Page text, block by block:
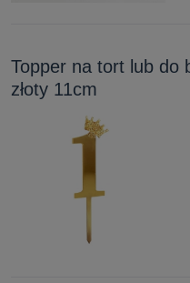
Topper na tort lub do
złoty 11cm